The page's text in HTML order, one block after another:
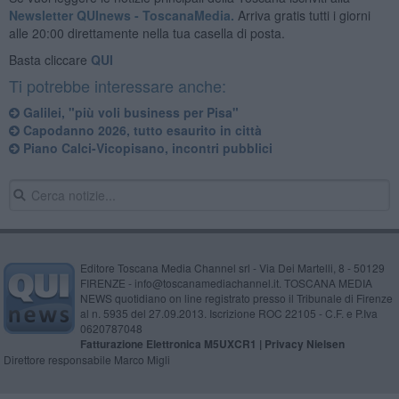
Newsletter QUInews - ToscanaMedia. Arriva gratis tutti i giorni
alle 20:00 direttamente nella tua casella di posta.
Basta cliccare QUI
Ti potrebbe interessare anche:
Galilei, "più voli business per Pisa"
Capodanno 2026, tutto esaurito in città
Piano Calci-Vicopisano, incontri pubblici
Editore Toscana Media Channel srl - Via Dei Martelli, 8 - 50129
FIRENZE - info@toscanamediachannel.it. TOSCANA MEDIA
NEWS quotidiano on line registrato presso il Tribunale di Firenze
al n. 5935 del 27.09.2013. Iscrizione ROC 22105 - C.F. e P.Iva
0620787048
Fatturazione Elettronica M5UXCR1 | Privacy Nielsen
Direttore responsabile Marco Migli